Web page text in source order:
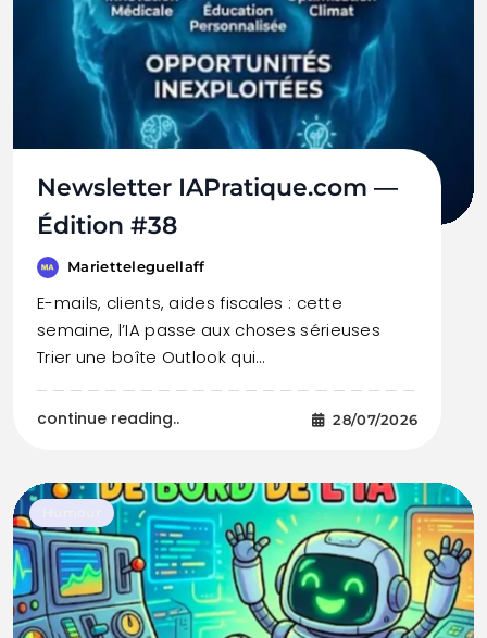
Newsletter IAPratique.com —
Édition #38
Marietteleguellaff
E-mails, clients, aides fiscales : cette
semaine, l’IA passe aux choses sérieuses
Trier une boîte Outlook qui…
continue reading.. 28/07/2026